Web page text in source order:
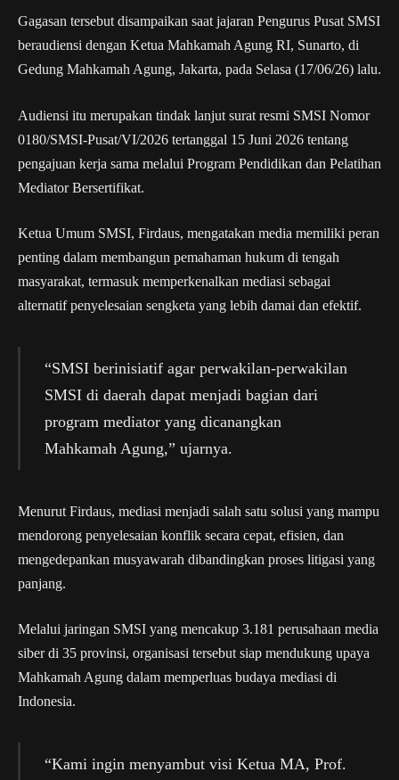
Gagasan tersebut disampaikan saat jajaran Pengurus Pusat SMSI
beraudiensi dengan Ketua Mahkamah Agung RI, Sunarto, di
Gedung Mahkamah Agung, Jakarta, pada Selasa (17/06/26) lalu.
Audiensi itu merupakan tindak lanjut surat resmi SMSI Nomor
0180/SMSI-Pusat/VI/2026 tertanggal 15 Juni 2026 tentang
pengajuan kerja sama melalui Program Pendidikan dan Pelatihan
Mediator Bersertifikat.
Ketua Umum SMSI, Firdaus, mengatakan media memiliki peran
penting dalam membangun pemahaman hukum di tengah
masyarakat, termasuk memperkenalkan mediasi sebagai
alternatif penyelesaian sengketa yang lebih damai dan efektif.
“SMSI berinisiatif agar perwakilan-perwakilan
SMSI di daerah dapat menjadi bagian dari
program mediator yang dicanangkan
Mahkamah Agung,” ujarnya.
Menurut Firdaus, mediasi menjadi salah satu solusi yang mampu
mendorong penyelesaian konflik secara cepat, efisien, dan
mengedepankan musyawarah dibandingkan proses litigasi yang
panjang.
Melalui jaringan SMSI yang mencakup 3.181 perusahaan media
siber di 35 provinsi, organisasi tersebut siap mendukung upaya
Mahkamah Agung dalam memperluas budaya mediasi di
Indonesia.
“Kami ingin menyambut visi Ketua MA, Prof.